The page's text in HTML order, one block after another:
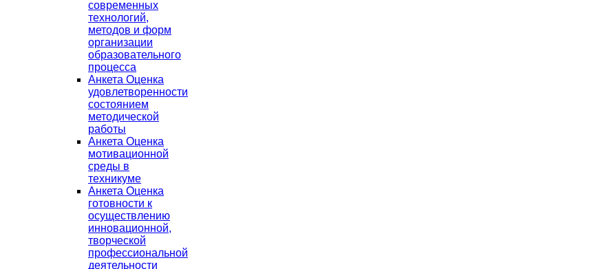
современных
технологий,
методов и форм
организации
образовательного
процесса
Анкета Оценка
удовлетворенности
состоянием
методической
работы
Анкета Оценка
мотивационной
среды в
техникуме
Анкета Оценка
готовности к
осуществлению
инновационной,
творческой
профессиональной
деятельности